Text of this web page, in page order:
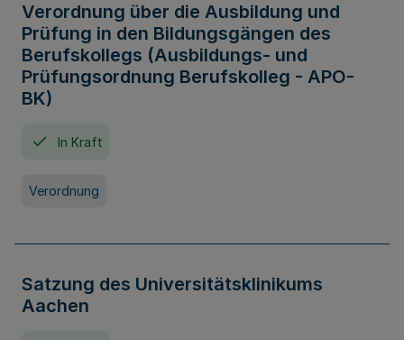
Verordnung über die Ausbildung und
Prüfung in den Bildungsgängen des
Berufskollegs (Ausbildungs- und
Prüfungsordnung Berufskolleg - APO-
BK)
In Kraft
Verordnung
Satzung des Universitätsklinikums
Aachen